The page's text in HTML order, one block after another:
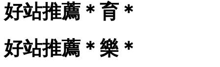
好站推薦＊育＊
好站推薦＊樂＊